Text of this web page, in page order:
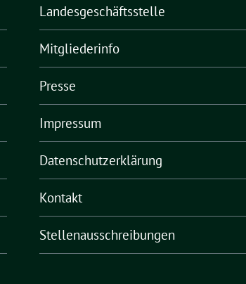
Landesgeschäftsstelle
Mitgliederinfo
Presse
Impressum
Datenschutzerklärung
Kontakt
Stellenausschreibungen